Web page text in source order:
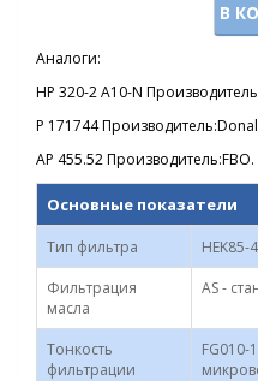
В
Аналоги:
HP 320-2 A10-N
P 171744
AP 455.52 Производитель:FBO.
Основные показатели
Тип фильтра
HEK85-
Фильтрация
масла
AS -
Тонкость
фильтрации
FG010-